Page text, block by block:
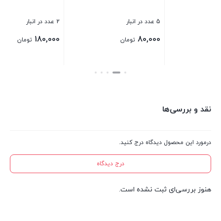
بستن
نقد و بررسی‌ها
درمورد این محصول دیدگاه درج کنید.
درج دیدگاه
هنوز بررسی‌ای ثبت نشده است.